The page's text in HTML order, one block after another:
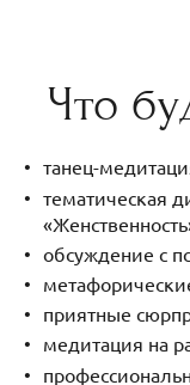
Что
танец-
тематическая
обсуждение с
приятные
медитация на